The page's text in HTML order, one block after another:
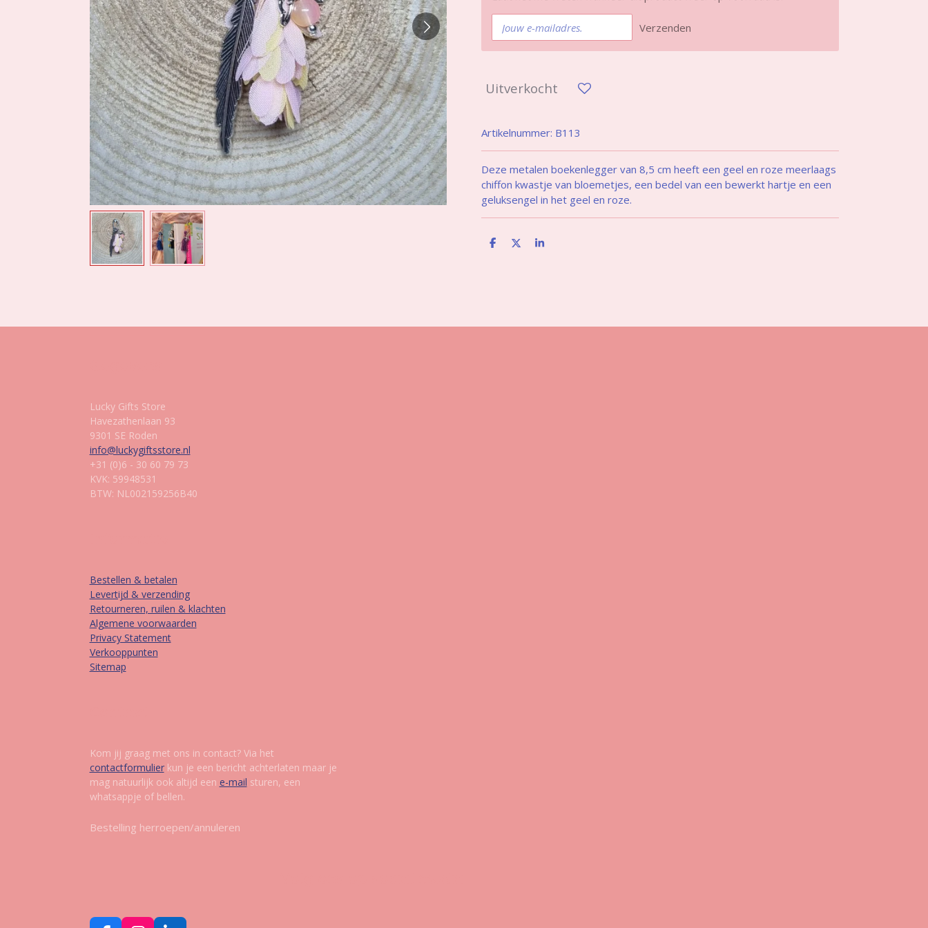
Verzenden
Uitverkocht
Artikelnummer: B113
Deze metalen boekenlegger van 8,5 cm heeft een geel en roze meerlaags
chiffon kwastje van bloemetjes, een bedel van een bewerkt hartje en een
geluksengel in het geel en roze.
D
D
S
Lucky Gifts Store
Havezathenlaan 93
9301 SE Roden
info@luckygiftsstore.nl
+31 (0)6 - 30 60 79 73
KVK: 59948531
BTW: NL002159256B40
Bestellen & betalen
Levertijd & verzending
Retourneren, ruilen & klachten
Algemene voorwaarden
Privacy Statement
Verkooppunten
Sitemap
Kom jij graag met ons in contact? Via het
contactformulierkun je een bericht achterlaten maar je
mag natuurlijk ook altijd een e-mail sturen, een
whatsappje of bellen.
Bestelling herroepen/annuleren